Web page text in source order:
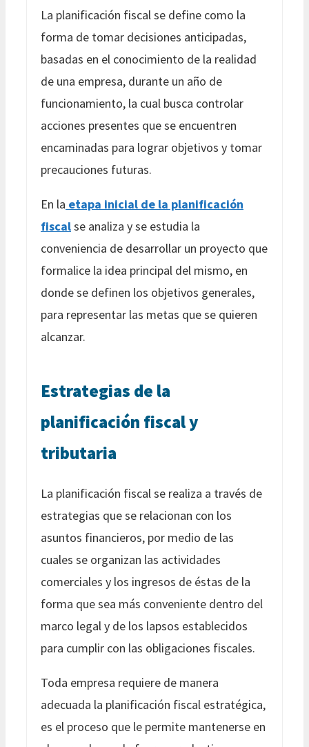
La planificación fiscal se define como la
forma de tomar decisiones anticipadas,
basadas en el conocimiento de la realidad
de una empresa, durante un año de
funcionamiento, la cual busca controlar
acciones presentes que se encuentren
encaminadas para lograr objetivos y tomar
precauciones futuras.
En la etapa inicial de la planificación
fiscalse analiza y se estudia la
conveniencia de desarrollar un proyecto que
formalice la idea principal del mismo, en
donde se definen los objetivos generales,
para representar las metas que se quieren
alcanzar.
Estrategias de la
planificación fiscal y
tributaria
La planificación fiscal se realiza a través de
estrategias que se relacionan con los
asuntos financieros, por medio de las
cuales se organizan las actividades
comerciales y los ingresos de éstas de la
forma que sea más conveniente dentro del
marco legal y de los lapsos establecidos
para cumplir con las obligaciones fiscales.
Toda empresa requiere de manera
adecuada la planificación fiscal estratégica,
es el proceso que le permite mantenerse en